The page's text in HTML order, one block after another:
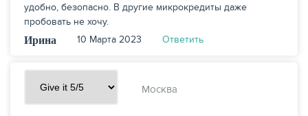
удобно, безопасно. В другие микрокредиты даже
пробовать не хочу.
Ирина
10 Марта 2023 Ответить
Москва